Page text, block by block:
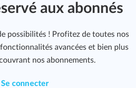
aux abonnés
possibilités ! Profitez de toutes nos
avancées et bien plus
nos abonnements.
Se connecter